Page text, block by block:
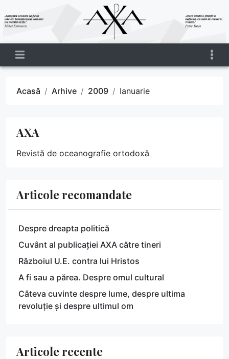
Acasă Arhive 2009 Ianuarie
AXA
Revistă de oceanografie ortodoxă
Articole recomandate
Despre dreapta politică
Cuvânt al publicației AXA către tineri
Războiul U.E. contra lui Hristos
A fi sau a părea. Despre omul cultural
Câteva cuvinte despre lume, despre ultima
revoluție și despre ultimul om
Articole recente